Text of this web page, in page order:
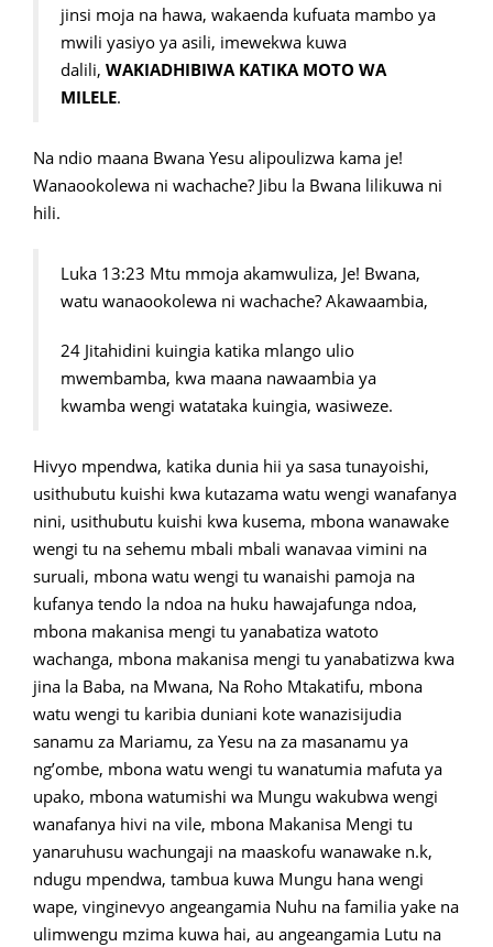
jinsi moja na hawa, wakaenda kufuata mambo ya
mwili yasiyo ya asili, imewekwa kuwa
dalili, WAKIADHIBIWA KATIKA MOTO WA
MILELE.
Na ndio maana Bwana Yesu alipoulizwa kama je!
Wanaookolewa ni wachache? Jibu la Bwana lilikuwa ni
hili.
Luka 13:23 Mtu mmoja akamwuliza, Je! Bwana,
watu wanaookolewa ni wachache? Akawaambia,
24 Jitahidini kuingia katika mlango ulio
mwembamba, kwa maana nawaambia ya
kwamba wengi watataka kuingia, wasiweze.
Hivyo mpendwa, katika dunia hii ya sasa tunayoishi,
usithubutu kuishi kwa kutazama watu wengi wanafanya
nini, usithubutu kuishi kwa kusema, mbona wanawake
wengi tu na sehemu mbali mbali wanavaa vimini na
suruali, mbona watu wengi tu wanaishi pamoja na
kufanya tendo la ndoa na huku hawajafunga ndoa,
mbona makanisa mengi tu yanabatiza watoto
wachanga, mbona makanisa mengi tu yanabatizwa kwa
jina la Baba, na Mwana, Na Roho Mtakatifu, mbona
watu wengi tu karibia duniani kote wanazisijudia
sanamu za Mariamu, za Yesu na za masanamu ya
ng’ombe, mbona watu wengi tu wanatumia mafuta ya
upako, mbona watumishi wa Mungu wakubwa wengi
wanafanya hivi na vile, mbona Makanisa Mengi tu
yanaruhusu wachungaji na maaskofu wanawake n.k,
ndugu mpendwa, tambua kuwa Mungu hana wengi
wape, vinginevyo angeangamia Nuhu na familia yake na
ulimwengu mzima kuwa hai, au angeangamia Lutu na